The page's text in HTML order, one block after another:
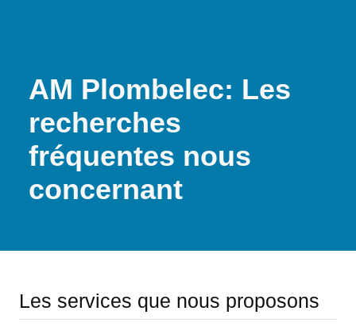
AM Plombelec: Les
recherches
fréquentes nous
concernant
Les services que nous proposons